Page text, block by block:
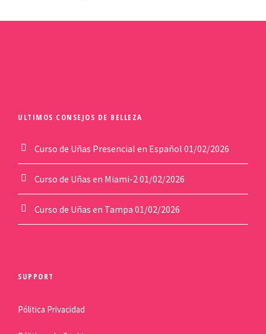
ULTIMOS CONSEJOS DE BELLEZA
Curso de Uñas Presencial en Español 01/02/2026
Curso de Uñas en Miami-2 01/02/2026
Curso de Uñas en Tampa 01/02/2026
SUPPORT
Pólitica Privacidad